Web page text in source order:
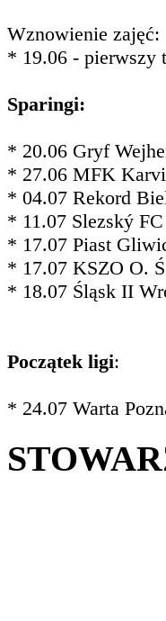
Wznowienie zajęć:
* 19.06 - pierwszy
Sparingi:
* 20.06 Gryf
* 27.06 MFK
* 04.07 Rekord
* 11.07 Slezský
* 17.07 Piast
* 17.07 KSZO O.
* 18.07 Śląsk II
Początek ligi:
* 24.07 Warta